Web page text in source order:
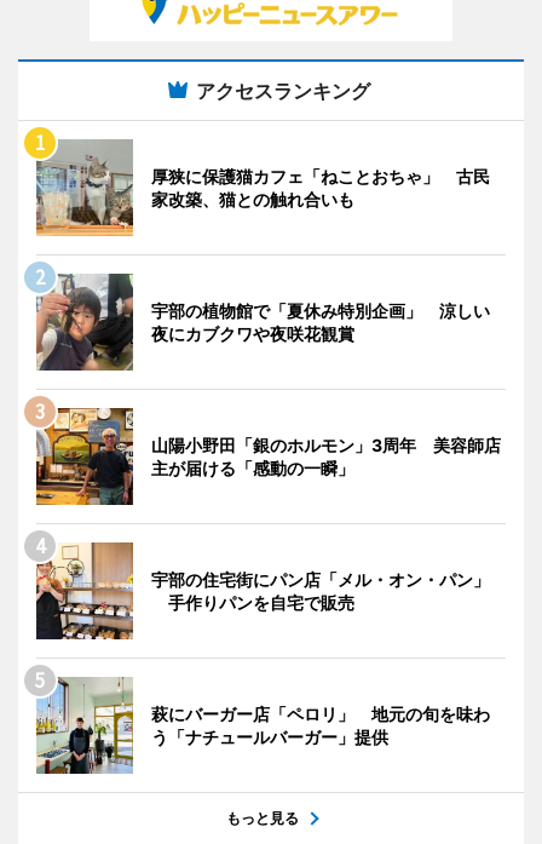
アクセスランキング
厚狭に保護猫カフェ「ねことおちゃ」 古民
家改築、猫との触れ合いも
宇部の植物館で「夏休み特別企画」 涼しい
夜にカブクワや夜咲花観賞
山陽小野田「銀のホルモン」3周年 美容師店
主が届ける「感動の一瞬」
宇部の住宅街にパン店「メル・オン・パン」
手作りパンを自宅で販売
萩にバーガー店「ペロリ」 地元の旬を味わ
う「ナチュールバーガー」提供
もっと見る